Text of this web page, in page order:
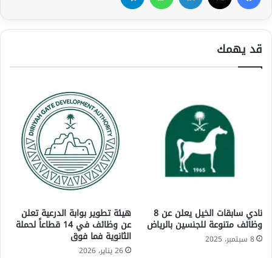
قد يهمك
نادي سابقات الخيل يعلن عن 8
وظائف متنوعة للجنسين بالرياض
8 سبتمبر، 2025
هيئة تطوير بوابة الدرعية تعلن
عن وظائف في 14 قطاعاً لحملة
الثانوية فما فوق
26 يناير، 2026